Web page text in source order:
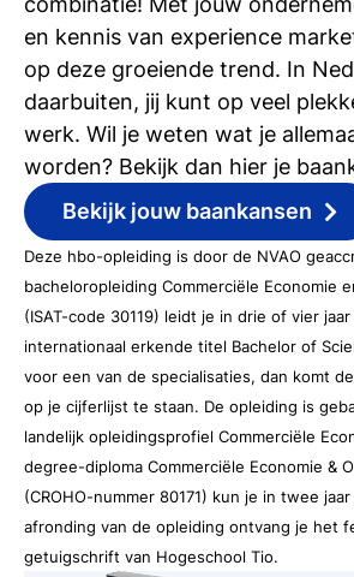
en kennis van experience
op deze groeiende trend. In
daarbuiten, jij kunt op veel
werk. Wil je weten wat je
worden? Bekijk dan hier je
Bekijk jouw baankansen
Deze hbo-opleiding is door de NVAO
bacheloropleiding Commerciële Economie
(ISAT-code 30119) leidt je in drie of vier
internationaal erkende titel Bachelor of
voor een van de specialisaties, dan komt
op je cijferlijst te staan. De opleiding is
landelijk opleidingsprofiel Commerciële
degree-diploma Commerciële Economie &
(CROHO-nummer 80171) kun je in twee
afronding van de opleiding ontvang je het
getuigschrift van Hogeschool Tio.